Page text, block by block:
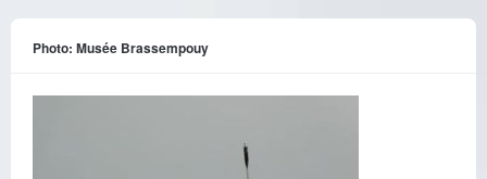
Photo: Musée Brassempouy